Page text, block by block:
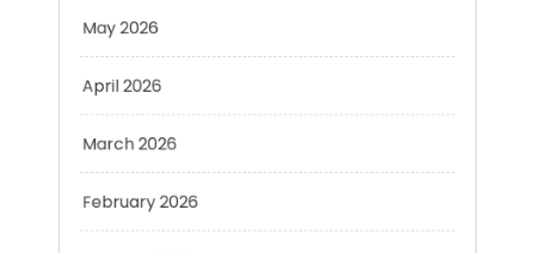
May 2026
April 2026